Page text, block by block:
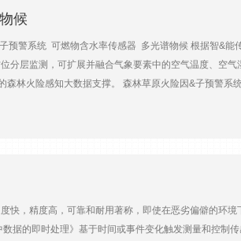
用了金属盒密封封装屏蔽射频干扰，具备精密时钟
络，风廓线，空气质量监测，水文和水质监测，
速度快，功耗低，并且集成了充电控制器。·设计特
测量静态振弦。CR6内置USB和10/100baseT端口实
。可选内置电源的底座，非常简洁。设计特点:28个
候
警系统 可燃物含水率传感器 多光谱物候 根据智&能
层监测，可扩展并融合气象要素中的空气温度、空
林火险感知大数据支撑。 森林草原火险因&子预警
根据历史数据预测未来一段时间内的火险等级，帮助
行快速合理的灭火工作，使财产损失降到低点。 森林
，精度高，可靠和耐用著称，即使在恶劣偏僻的环
据的即时处理》基于时间或事件变化触发测量和控制